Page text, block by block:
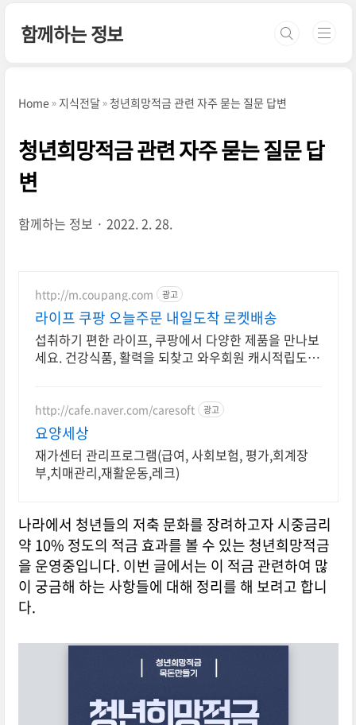
함께하는 정보
Home 지식전달 청년희망적금 관련 자주 묻는 질문 답변
청년희망적금 관련 자주 묻는 질문 답
변
함께하는 정보 2022. 2. 28.
http://m.coupang.com 광고
라이프 쿠팡 오늘주문 내일도착 로켓배송
섭취하기 편한 라이프, 쿠팡에서 다양한 제품을 만나보
세요. 건강식품, 활력을 되찾고 와우회원 캐시적립도
http://cafe.naver.com/caresoft 광고
요양세상
재가센터 관리프로그램(급여, 사회보험, 평가,회계장
부,치매관리,재활운동,레크)
나라에서 청년들의 저축 문화를 장려하고자 시중금리
약 10% 정도의 적금 효과를 볼 수 있는 청년희망적금
을 운영중입니다. 이번 글에서는 이 적금 관련하여 많
이 궁금해 하는 사항들에 대해 정리를 해 보려고 합니
다.